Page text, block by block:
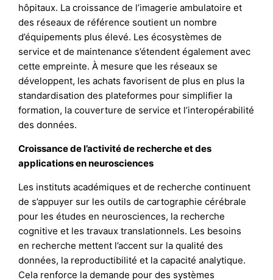
hôpitaux. La croissance de l’imagerie ambulatoire et
des réseaux de référence soutient un nombre
d’équipements plus élevé. Les écosystèmes de
service et de maintenance s’étendent également avec
cette empreinte. À mesure que les réseaux se
développent, les achats favorisent de plus en plus la
standardisation des plateformes pour simplifier la
formation, la couverture de service et l’interopérabilité
des données.
Croissance de l’activité de recherche et des
applications en neurosciences
Les instituts académiques et de recherche continuent
de s’appuyer sur les outils de cartographie cérébrale
pour les études en neurosciences, la recherche
cognitive et les travaux translationnels. Les besoins
en recherche mettent l’accent sur la qualité des
données, la reproductibilité et la capacité analytique.
Cela renforce la demande pour des systèmes